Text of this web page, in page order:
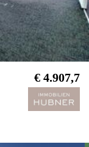
€ 4.907,7